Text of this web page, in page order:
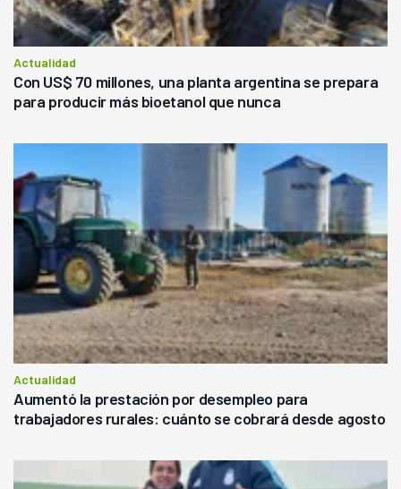
Actualidad
Con US$ 70 millones, una planta argentina se prepara
para producir más bioetanol que nunca
Actualidad
Aumentó la prestación por desempleo para
trabajadores rurales: cuánto se cobrará desde agosto